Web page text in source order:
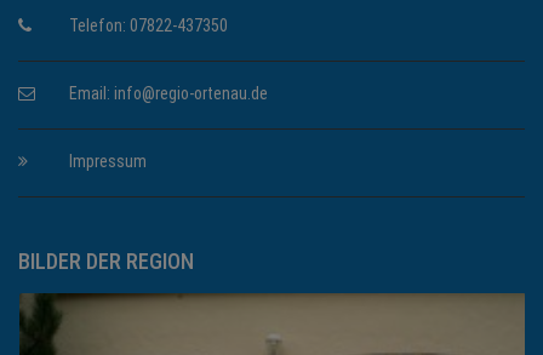
Telefon: 07822-437350
Email: info@regio-ortenau.de
Impressum
BILDER DER REGION